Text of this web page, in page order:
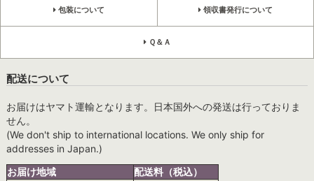
包装について 領収書発行について
Ｑ＆Ａ
配送について
お届けはヤマト運輸となります。日本国外への発送は行っておりま
せん。
(We don't ship to international locations. We only ship for
addresses in Japan.)
お届け地域
配送料（税込）